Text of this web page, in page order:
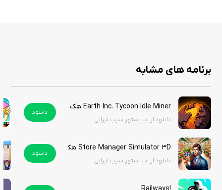
Car Mechanic Tycoon تجربه‌ای سرگرم‌کننده و آموزشی است که مهارت‌های
خلاقیت شما را به چالش بکشد، این بازی بهترین انتخاب است. این بازی را از
سیب ایرانی دانلود نمایید.
برنامه های مشابه
Earth Inc. Tycoon Idle Miner هک شده
دانلود از اپ استور سیب ایرانی
دانلود
Store Manager Simulator 3D هک شده
دانلود از اپ استور سیب ایرانی
دانلود